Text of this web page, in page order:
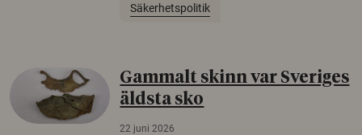
Säkerhetspolitik
Gammalt skinn var Sveriges
äldsta sko
22 juni 2026